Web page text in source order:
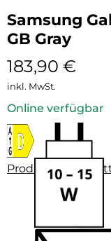
Samsung
GB Gray
183,90 €
inkl. MwSt.
Online verfügbar